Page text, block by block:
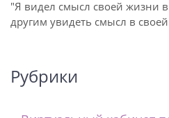
"Я видел смысл своей жизни
другим увидеть смысл в
Рубрики